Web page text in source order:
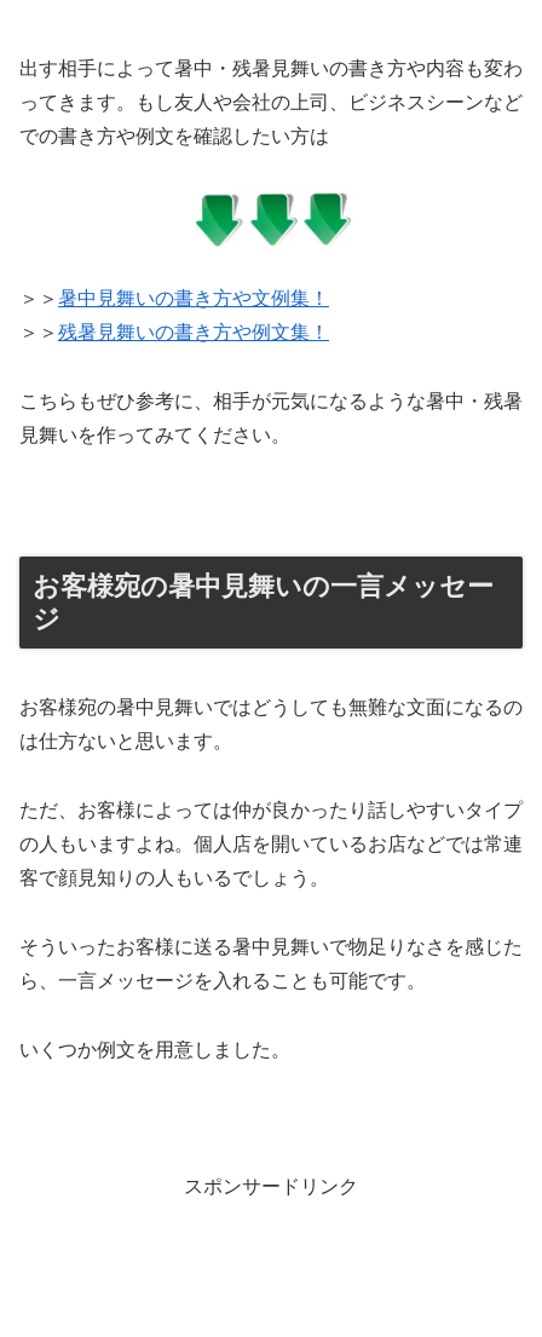
出す相手によって暑中・残暑見舞いの書き方や内容も変わ
ってきます。もし友人や会社の上司、ビジネスシーンなど
での書き方や例文を確認したい方は
＞＞ 暑中見舞いの書き方や文例集！
＞＞ 残暑見舞いの書き方や例文集！
こちらもぜひ参考に、相手が元気になるような暑中・残暑
見舞いを作ってみてください。
お客様宛の暑中見舞いの一言メッセー
ジ
お客様宛の暑中見舞いではどうしても無難な文面になるの
は仕方ないと思います。
ただ、お客様によっては仲が良かったり話しやすいタイプ
の人もいますよね。個人店を開いているお店などでは常連
客で顔見知りの人もいるでしょう。
そういったお客様に送る暑中見舞いで物足りなさを感じた
ら、一言メッセージを入れることも可能です。
いくつか例文を用意しました。
スポンサードリンク